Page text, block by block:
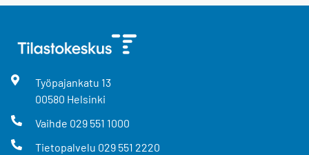
Työpajankatu 13
00580 Helsinki
Vaihde 029 551 1000
Tietopalvelu 029 551 2220